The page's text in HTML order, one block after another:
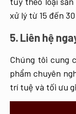
xử lý từ 15 đến 30
5. Liên hệ
Chúng tôi cung
phẩm chuyên
trí tuệ và tối ưu